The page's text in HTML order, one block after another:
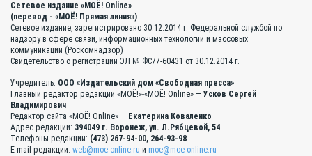
Сетевое издание «МОЁ! Online»
(перевод - «МОЁ! Прямая линия»)
Сетевое издание, зарегистрировано 30.12.2014 г. Федеральной службой по
надзору в сфере связи, информационных технологий и массовых
коммуникаций (Роскомнадзор)
Свидетельство о регистрации ЭЛ № ФС77-60431 от 30.12.2014 г.
Учредитель: ООО «Издательский дом «Свободная пресса»
Главный редактор редакции «МОЁ!»-«МОЁ! Online» — Усков Сергей
Владимирович
Редактор сайта «МОЁ! Online» — Екатерина Коваленко
Адрес редакции: 394049 г. Воронеж, ул. Л.Рябцевой, 54
Телефоны редакции: (473) 267-94-00, 264-93-98
E-mail редакции: web@moe-online.ru и moe@moe-online.ru